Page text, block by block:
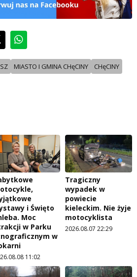
MIASTO I GMINA CHęCINY CHęCINY
i Święto
Moc
w Parku
w
11:02
Tragiczny
wypadek w
powiecie
kieleckim. Nie żyje
motocyklista
2026.08.07 22:29